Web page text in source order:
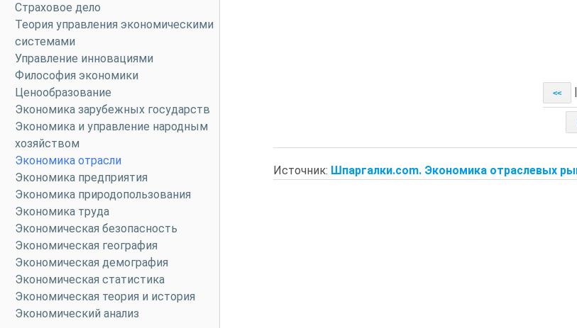
Страховое дело
Теория управления экономическими
системами
Управление инновациями
Философия экономики
Ценообразование
Экономика зарубежных государств
Экономика и управление народным
хозяйством
Экономика отрасли
Экономика предприятия
Экономика природопользования
Экономика труда
Экономическая безопасность
Экономическая география
Экономическая демография
Экономическая статистика
Экономическая теория и история
Экономический анализ
<<
Источник: Шпаргалки.com. Экономика отраслевых